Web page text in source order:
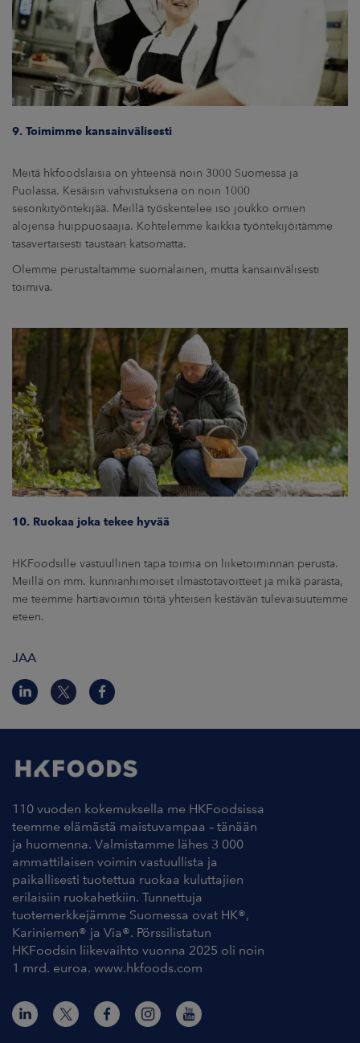
9. Toimimme kansainvälisesti
Meitä hkfoodslaisia on yhteensä noin 3000 Suomessa ja
Puolassa. Kesäisin vahvistuksena on noin 1000
sesonkityöntekijää. Meillä työskentelee iso joukko omien
alojensa huippuosaajia. Kohtelemme kaikkia työntekijöitämme
tasavertaisesti taustaan katsomatta.
Olemme perustaltamme suomalainen, mutta kansainvälisesti
toimiva.
10. Ruokaa joka tekee hyvää
HKFoodsille vastuullinen tapa toimia on liiketoiminnan perusta.
Meillä on mm. kunnianhimoiset ilmastotavoitteet ja mikä parasta,
me teemme hartiavoimin töitä yhteisen kestävän tulevaisuutemme
eteen.
JAA
110 vuoden kokemuksella me HKFoodsissa
teemme elämästä maistuvampaa – tänään
ja huomenna. Valmistamme lähes 3 000
ammattilaisen voimin vastuullista ja
paikallisesti tuotettua ruokaa kuluttajien
erilaisiin ruokahetkiin. Tunnettuja
tuotemerkkejämme Suomessa ovat HK®,
Kariniemen® ja Via®. Pörssilistatun
HKFoodsin liikevaihto vuonna 2025 oli noin
1 mrd. euroa. www.hkfoods.com